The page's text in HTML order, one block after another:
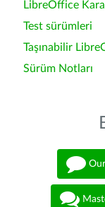
LibreOffice
Test sürümleri
Taşınabilir
Sürüm Notları